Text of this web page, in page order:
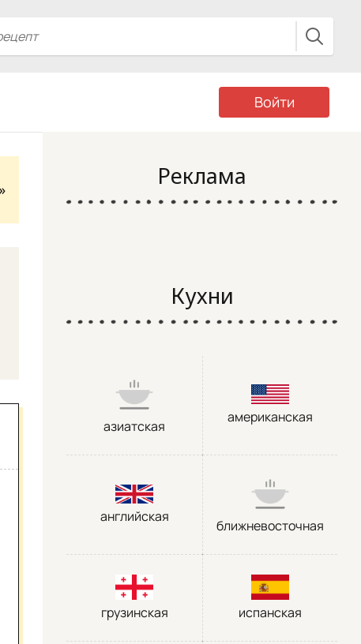
Войти
Реклама
Кухни
азиатская
американская
английская
ближневосточная
грузинская испанская